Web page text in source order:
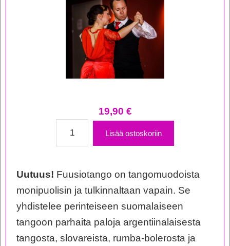
19,90 €
Koko
-
Fuusiotango
määrä
Lisää ostoskoriin
Uutuus! Fuusiotango on tangomuodoista
monipuolisin ja tulkinnaltaan vapain. Se
yhdistelee perinteiseen suomalaiseen
tangoon parhaita paloja argentiinalaisesta
tangosta, slovareista, rumba-bolerosta ja